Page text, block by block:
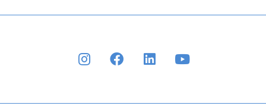
INSTAGRAMFACEBOOKLINKEDIN